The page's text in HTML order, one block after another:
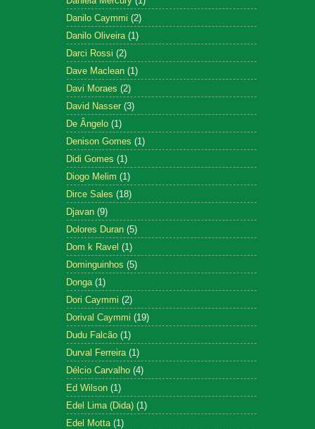
Danilo Caymmi (2)
Danilo Oliveira (1)
Darci Rossi (2)
Dave Maclean (1)
Davi Moraes (2)
David Nasser (3)
De Ângelo (1)
Denison Gomes (1)
Didi Gomes (1)
Diogo Melim (1)
Dirce Sales (18)
Djavan (9)
Dolores Duran (5)
Dom k Ravel (1)
Dominguinhos (5)
Donga (1)
Dori Caymmi (2)
Dorival Caymmi (19)
Dudu Falcão (1)
Durval Ferreira (1)
Délcio Carvalho (4)
Ed Wilson (1)
Edel Lima (Dida) (1)
Edel Motta (1)